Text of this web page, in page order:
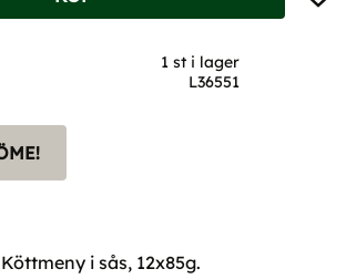
1 st i lager
L36551
i sås, 12x85g.